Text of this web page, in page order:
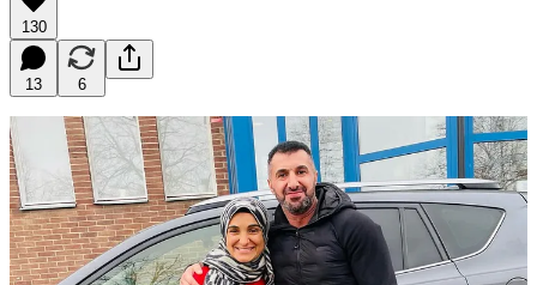
130
13 6